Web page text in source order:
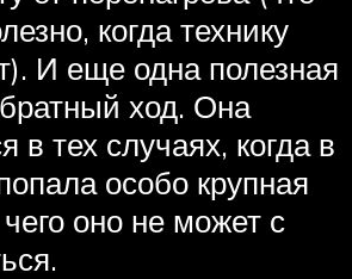
когда технику
И еще одна полезная
ход. Она
в тех случаях, когда в
особо крупная
оно не может с